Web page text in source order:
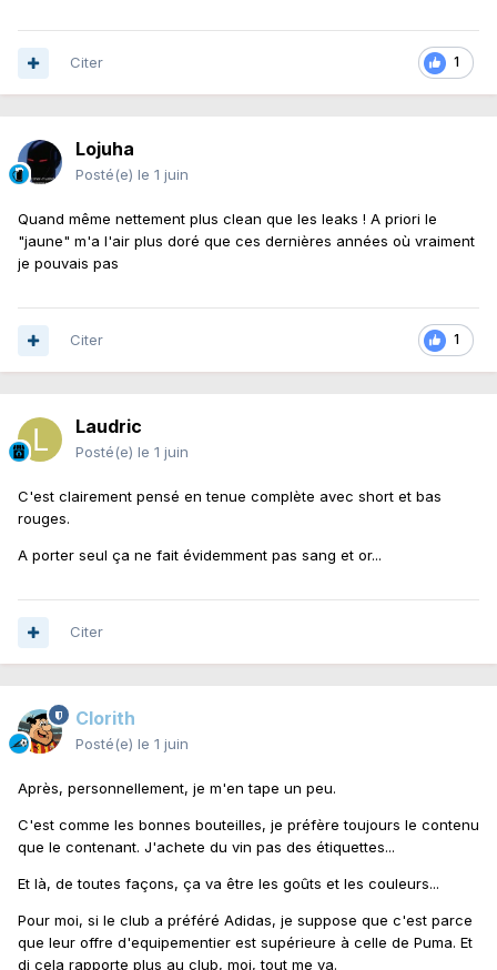
1
Citer
Lojuha
Posté(e) le 1 juin
Quand même nettement plus clean que les leaks ! A priori le
"jaune" m'a l'air plus doré que ces dernières années où vraiment
je pouvais pas
1
Citer
Laudric
Posté(e) le 1 juin
C'est clairement pensé en tenue complète avec short et bas
rouges.
A porter seul ça ne fait évidemment pas sang et or...
Citer
Clorith
Posté(e) le 1 juin
Après, personnellement, je m'en tape un peu.
C'est comme les bonnes bouteilles, je préfère toujours le contenu
que le contenant. J'achete du vin pas des étiquettes...
Et là, de toutes façons, ça va être les goûts et les couleurs...
Pour moi, si le club a préféré Adidas, je suppose que c'est parce
que leur offre d'equipementier est supérieure à celle de Puma. Et
di cela rapporte plus au club, moi, tout me va.